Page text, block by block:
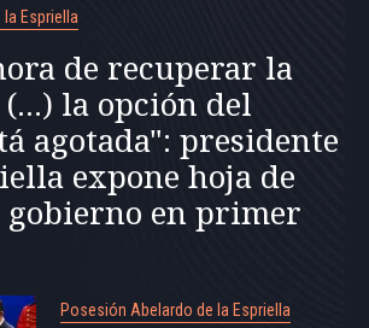
Espriella
de recuperar la
la opción del
agotada": presidente
expone hoja de
gobierno en primer
Posesión Abelardo de la Espriella